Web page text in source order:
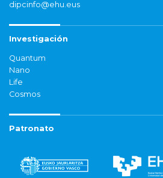
dipcinfo@ehu.eus
Investigación
Quantum
Nano
Life
Cosmos
Patronato